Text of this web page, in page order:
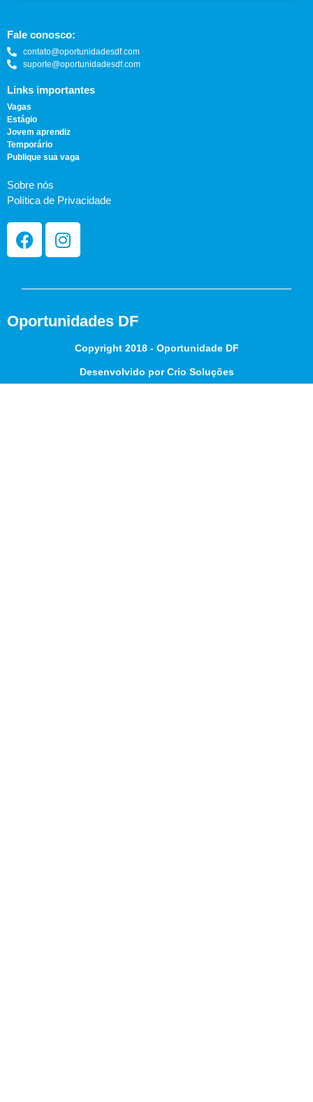
Fale conosco:
contato@oportunidadesdf.com
suporte@oportunidadesdf.com
Links importantes
Vagas
Estágio
Jovem aprendiz
Temporário
Publique sua vaga
Sobre nós
Política de Privacidade
Oportunidades DF
Copyright 2018 - Oportunidade DF
Desenvolvido por Crio Soluções